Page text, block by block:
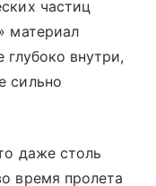
частиц
материал
внутри,
сильно
даже столь
время пролета